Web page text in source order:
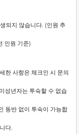
되지 않습니다. (인원 추
인원 기준)
한 사항은 체크인 시 문의
성년자는 투숙할 수 없습
동반 없이 투숙이 가능합
다.